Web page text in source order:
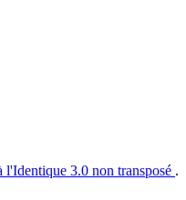
3.0 non transposé .